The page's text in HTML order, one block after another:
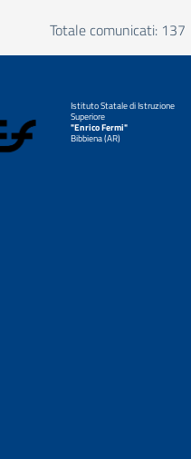
Totale comunicati: 137
Istituto Statale di Istruzione
Superiore
"Enrico Fermi"
Bibbiena (AR)